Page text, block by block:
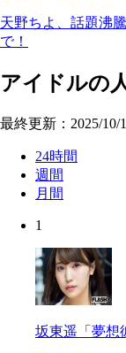
天野ちよ、話題沸
で！
アイドルの
最終更新：2025/10/
24時間
週間
月間
1
坂東遥「夢想